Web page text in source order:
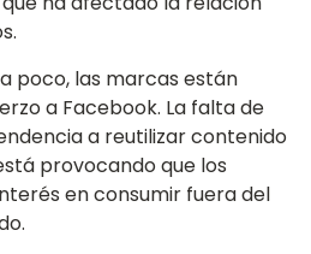
poco, las marcas están
a Facebook. La falta de
a reutilizar contenido
provocando que los
en consumir fuera del